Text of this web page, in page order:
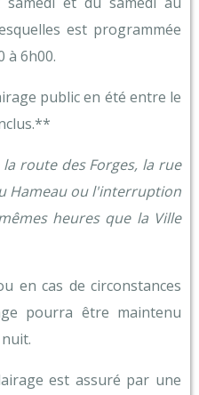
est programmée
à 6h00.
public en été entre le
route des Forges, la rue
Hameau ou l'interruption
heures que la Ville
en cas de circonstances
pourra être maintenu
est assuré par une